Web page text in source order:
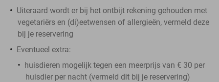
Uiteraard wordt er bij het ontbijt rekening gehouden met
vegetariërs en (di)eetwensen of allergieën, vermeld deze
bij je reservering
Eventueel extra:
huisdieren mogelijk tegen een meerprijs van € 30 per
huisdier per nacht (vermeld dit bij je reservering)